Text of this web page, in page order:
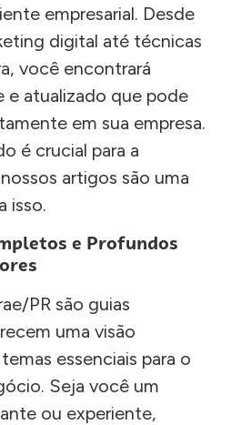
empresarial. Desde
digital até técnicas
você encontrará
e atualizado que pode
em sua empresa.
é crucial para a
artigos são uma
isso.
e Profundos
PR são guias
uma visão
essenciais para o
Seja você um
ou experiente,